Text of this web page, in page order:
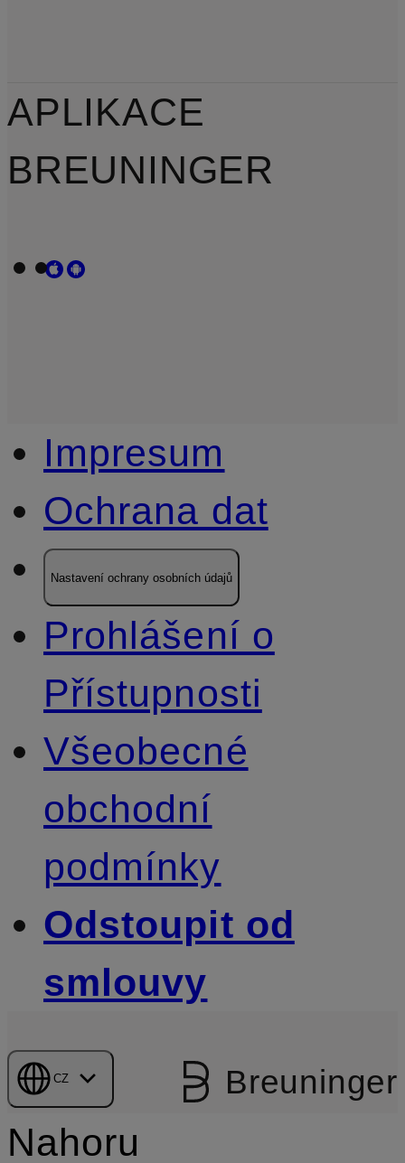
APLIKACE
BREUNINGER
Impresum
Ochrana dat
Nastavení ochrany osobních údajů
Prohlášení o
Přístupnosti
Všeobecné
obchodní
podmínky
Odstoupit od
smlouvy
CZ Breuninger
Nahoru